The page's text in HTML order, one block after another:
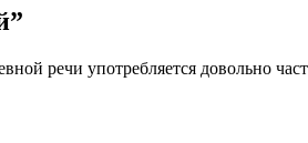
речи употребляется довольно